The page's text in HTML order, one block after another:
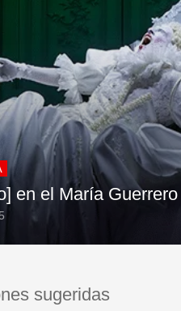
en el María Guerrero
sugeridas